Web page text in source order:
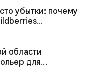
убытки: почему
мой кабинет и
области
для
животных